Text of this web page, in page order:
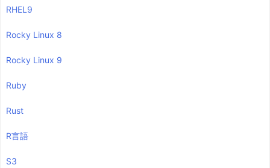
RHEL9
Rocky Linux 8
Rocky Linux 9
Ruby
Rust
R言語
S3